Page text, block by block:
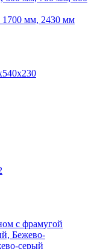
мм, 2430 мм
с фрамугой
Бежево-
серый